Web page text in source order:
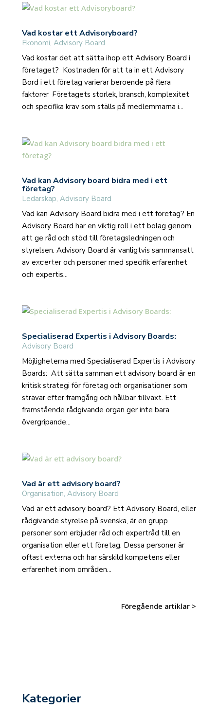
Vad kostar ett Advisoryboard?
Ekonomi, Advisory Board
Vad kostar det att sätta ihop ett Advisory Board i
företaget? Kostnaden för att ta in ett Advisory
Bord i ett företag varierar beroende på flera
faktorer. Företagets storlek, bransch, komplexitet
och specifika krav som ställs på medlemmarna i...
read more
Vad kan Advisory board bidra med i ett
företag?
Ledarskap, Advisory Board
Vad kan Advisory Board bidra med i ett företag? En
Advisory Board har en viktig roll i ett bolag genom
att ge råd och stöd till företagsledningen och
styrelsen. Advisory Board är vanligtvis sammansatt
av experter och personer med specifik erfarenhet
och expertis...
read more
Specialiserad Expertis i Advisory Boards:
Advisory Board
Möjligheterna med Specialiserad Expertis i Advisory
Boards: Att sätta samman ett advisory board är en
kritisk strategi för företag och organisationer som
strävar efter framgång och hållbar tillväxt. Ett
framstående rådgivande organ ger inte bara
övergripande...
read more
Vad är ett advisory board?
Organisation, Advisory Board
Vad är ett advisory board? Ett Advisory Board, eller
rådgivande styrelse på svenska, är en grupp
personer som erbjuder råd och expertråd till en
organisation eller ett företag. Dessa personer är
oftast externa och har särskild kompetens eller
erfarenhet inom områden...
read more
Föregående artiklar >
Kategorier